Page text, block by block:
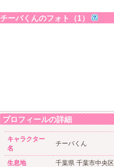
チーバくんのフォト（1）
プロフィールの詳細
キャラクター
名
チーバくん
生息地
千葉県 千葉市中央区